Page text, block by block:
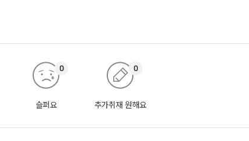
슬퍼요
0
추가취재 원해요
0